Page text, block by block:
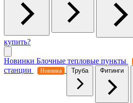
купить?
Новинки Блочные тепловые пункты
станции
Новинка Труба Фитинги